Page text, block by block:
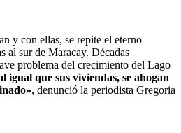
y con ellas, se repite el eterno
al sur de Maracay. Décadas
problema del crecimiento del Lago
igual que sus viviendas, se ahogan
, denunció la periodista Gregoria